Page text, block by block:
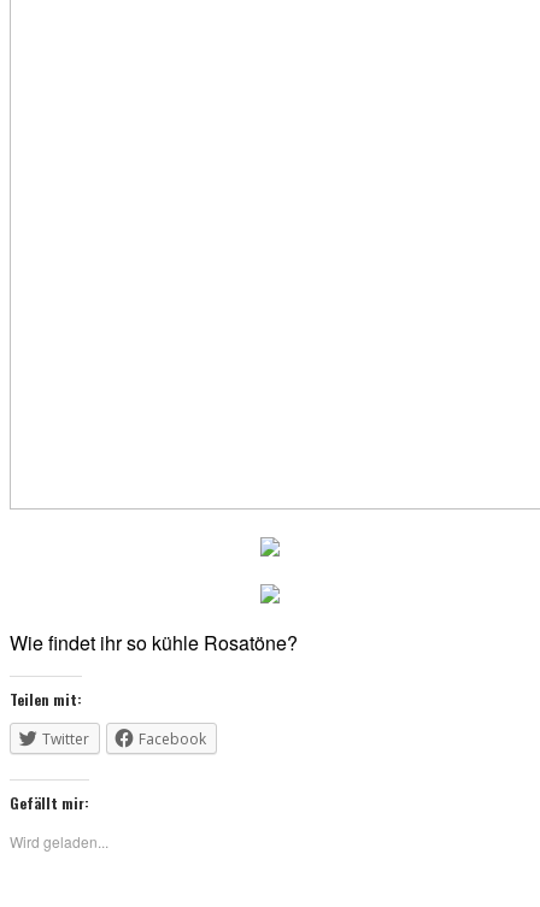
Wie findet ihr so kühle Rosatöne?
Teilen mit:
Twitter
Facebook
Gefällt mir:
Wird geladen...